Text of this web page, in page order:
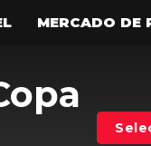
MERCADO DE
DE PASES
Ex